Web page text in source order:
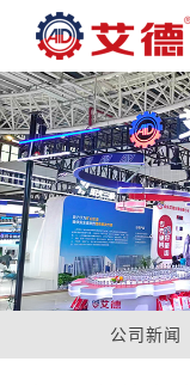
公司新闻
页
走
进
艾
德
产
品
中
项
目
服